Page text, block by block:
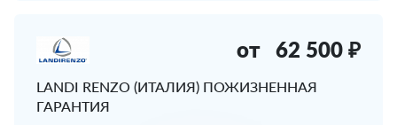
LANDI RENZO (ИТАЛИЯ) ПОЖИЗНЕННАЯ
ГАРАНТИЯ
от 62 500 ₽